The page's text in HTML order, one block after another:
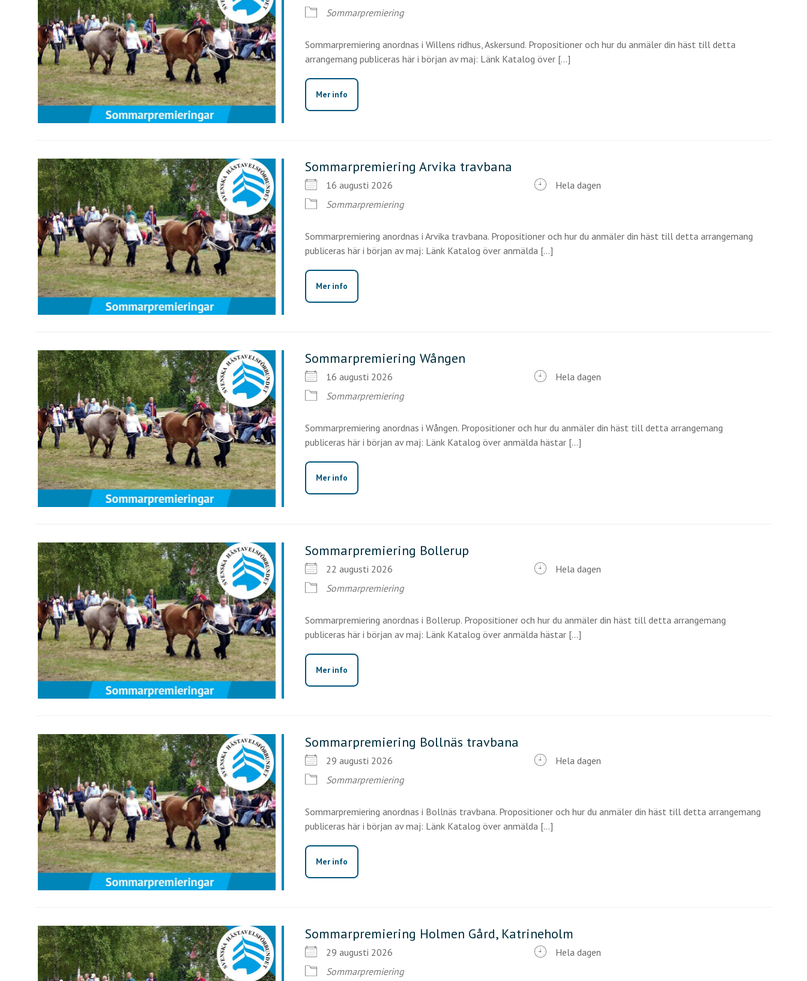
Sommarpremiering
Sommarpremiering anordnas i Willens ridhus, Askersund. Propositioner och hur du anmäler din häst till detta
arrangemang publiceras här i början av maj: Länk Katalog över [...]
Mer info
Sommarpremiering Arvika travbana
16 augusti 2026
Hela dagen
Sommarpremiering
Sommarpremiering anordnas i Arvika travbana. Propositioner och hur du anmäler din häst till detta arrangemang
publiceras här i början av maj: Länk Katalog över anmälda [...]
Mer info
Sommarpremiering Wången
16 augusti 2026
Hela dagen
Sommarpremiering
Sommarpremiering anordnas i Wången. Propositioner och hur du anmäler din häst till detta arrangemang
publiceras här i början av maj: Länk Katalog över anmälda hästar [...]
Mer info
Sommarpremiering Bollerup
22 augusti 2026
Hela dagen
Sommarpremiering
Sommarpremiering anordnas i Bollerup. Propositioner och hur du anmäler din häst till detta arrangemang
publiceras här i början av maj: Länk Katalog över anmälda hästar [...]
Mer info
Sommarpremiering Bollnäs travbana
29 augusti 2026
Hela dagen
Sommarpremiering
Sommarpremiering anordnas i Bollnäs travbana. Propositioner och hur du anmäler din häst till detta arrangemang
publiceras här i början av maj: Länk Katalog över anmälda [...]
Mer info
Sommarpremiering Holmen Gård, Katrineholm
29 augusti 2026
Hela dagen
Sommarpremiering